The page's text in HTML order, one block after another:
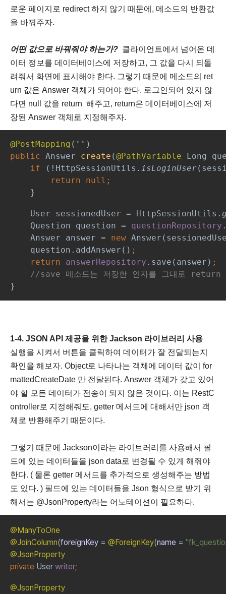
로운 페이지로 redirect 하지 않기 때문에, 메소드의 반환값
을 바꿔주자.
어떤 값으로 바꿔줘야 하는가? 클라이언트에서 넘어온 데
이터 정보를 데이터베이스에 저장하고, 그 값을 다시 되돌
려줘서 화면에 표시해야 한다. 그렇기 때문에 메소드의 ret
urn 값은 Answer 객체가 되어야 한다. 로그인되어 있지 않
다면 null 값을 return 해주고, return은 데이터베이스에 저
장된 Answer 객체로 지정해주자.
@PostMapping ( "" )
public Answer create (@PathVariable Long
if
(!HttpSessionUtils. isLoginUser
return null;
}
    User sessionedUser = HttpSessionUtils.
Question question = questionRepository
Answer answer = new
question.addAnswer() ;
    return
answerRepository .save(answer) ;
//save 메소드는 저장한 인자를 그대로 return
}
1-4. JSON API 제공을 위한 Jackson 라이브러리 사용
실행을 시켜서 버튼을 클릭하여 데이터가 잘 전달되는지
확인을 해보자. Object로 나타나는 객체에 데이터 값이 for
mattedCreateDate 만 전달된다. Answer 객체가 갖고 있어
야 할 모든 데이터가 전송이 되지 않은 것이다. 이는 RestC
ontroller로 지정해줘도, getter 메서드에 대해서만 json 객
체로 반환해주기 때문이다.
그렇기 때문에 Jackson이라는 라이브러리를 사용해서 필
드에 있는 데이터들을 json data로 변경될 수 있게 해줘야
한다. ( 물론 getter 메서드를 추가적으로 생성해주는 방법
도 있다. ) 필드에 있는 데이터들을 Json 형식으로 받기 위
해서는 @JsonProperty라는 어노테이션이 필요하다.
@ManyToOne
@JoinColumn(foreignKey = @ForeignKey(name =
@JsonProperty
private User writer;
@JsonProperty